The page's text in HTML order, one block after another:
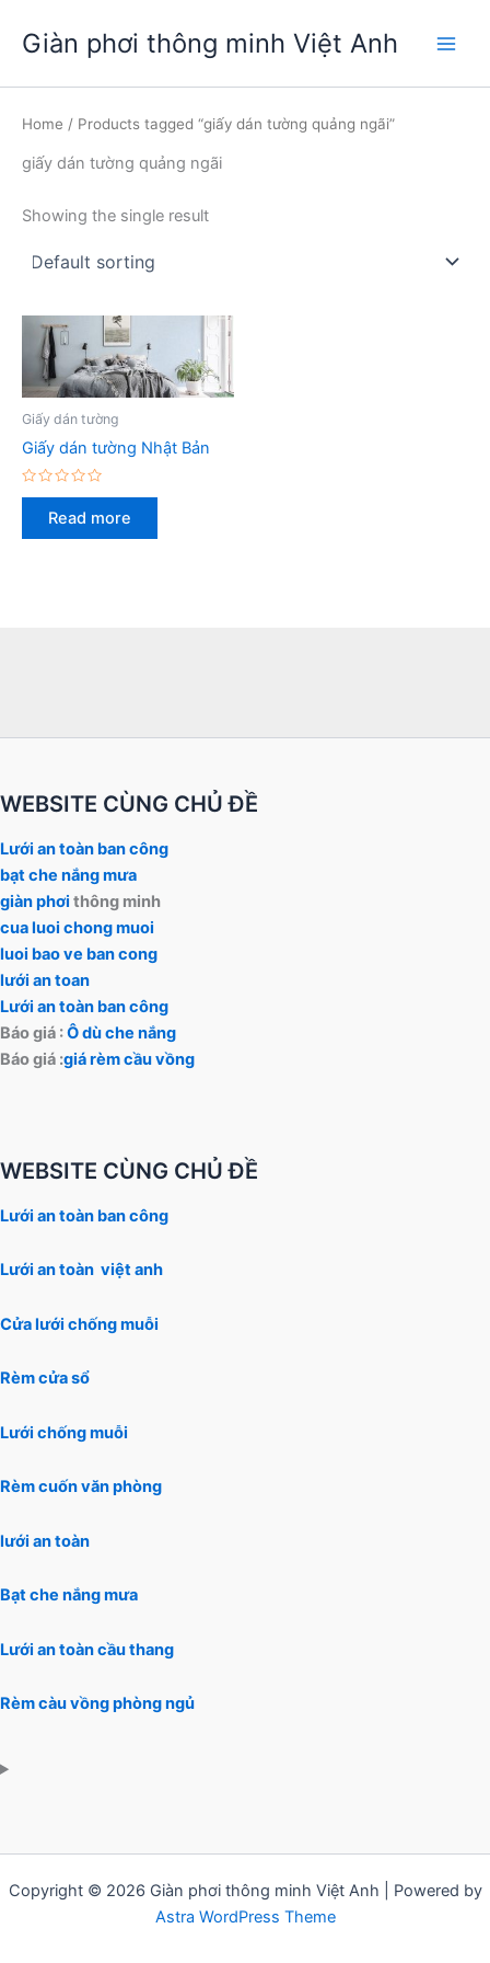
dung
Giàn phơi thông minh Việt Anh
Home / Products tagged “giấy dán tường quảng ngãi”
giấy dán tường quảng ngãi
Showing the single result
Giấy dán tường
Giấy dán tường Nhật Bản
Rated
Read more
WEBSITE CÙNG CHỦ ĐỀ
Lưới an toàn ban công
bạt che nắng mưa
giàn phơi thông minh
cua luoi chong muoi
luoi bao ve ban cong
lưới an toan
Lưới an toàn ban công
Báo giá :Ô dù che nắng
Báo giá :giá rèm cầu vồng
WEBSITE CÙNG CHỦ ĐỀ
Lưới an toàn ban công
Lưới an toàn việt anh
Cửa lưới chống muỗi
Rèm cửa sổ
Lưới chống muỗi
Rèm cuốn văn phòng
lưới an toàn
Bạt che nắng mưa
Lưới an toàn cầu thang
Rèm càu vồng phòng ngủ
Copyright © 2026 Giàn phơi thông minh Việt Anh | Powered by
Astra WordPress Theme